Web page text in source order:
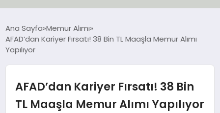
EKONOMİ
Ana Sayfa Memur Alımı
AFAD’dan Kariyer Fırsatı! 38 Bin TL Maaşla Memur Alımı
Yapılıyor
AFAD’dan Kariyer Fırsatı! 38 Bin
TL Maaşla Memur Alımı Yapılıyor